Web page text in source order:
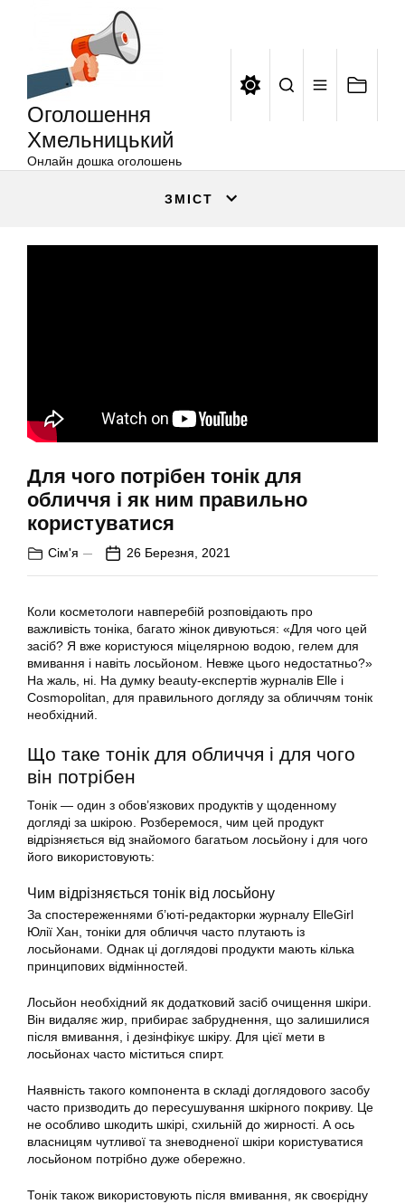
Оголошення
Хмельницький
Онлайн дошка оголошень
ЗМІСТ
Для чого потрібен тонік для
обличчя і як ним правильно
користуватися
Сім'я 26 Березня, 2021
Коли косметологи навперебій розповідають про
важливість тоніка, багато жінок дивуються: «Для чого цей
засіб? Я вже користуюся міцелярною водою, гелем для
вмивання і навіть лосьйоном. Невже цього недостатньо?»
На жаль, ні. На думку beauty-експертів журналів Elle і
Cosmopolitan, для правильного догляду за обличчям тонік
необхідний.
Що таке тонік для обличчя і для чого
він потрібен
Тонік — один з обов’язкових продуктів у щоденному
догляді за шкірою. Розберемося, чим цей продукт
відрізняється від знайомого багатьом лосьйону і для чого
його використовують:
Чим відрізняється тонік від лосьйону
За спостереженнями б’юті-редакторки журналу ElleGirl
Юлії Хан, тоніки для обличчя часто плутають із
лосьйонами. Однак ці доглядові продукти мають кілька
принципових відмінностей.
Лосьйон необхідний як додатковий засіб очищення шкіри.
Він видаляє жир, прибирає забруднення, що залишилися
після вмивання, і дезінфікує шкіру. Для цієї мети в
лосьйонах часто міститься спирт.
Наявність такого компонента в складі доглядового засобу
часто призводить до пересушування шкірного покриву. Це
не особливо шкодить шкірі, схильній до жирності. А ось
власницям чутливої та зневодненої шкіри користуватися
лосьйоном потрібно дуже обережно.
Тонік також використовують після вмивання, як своєрідну